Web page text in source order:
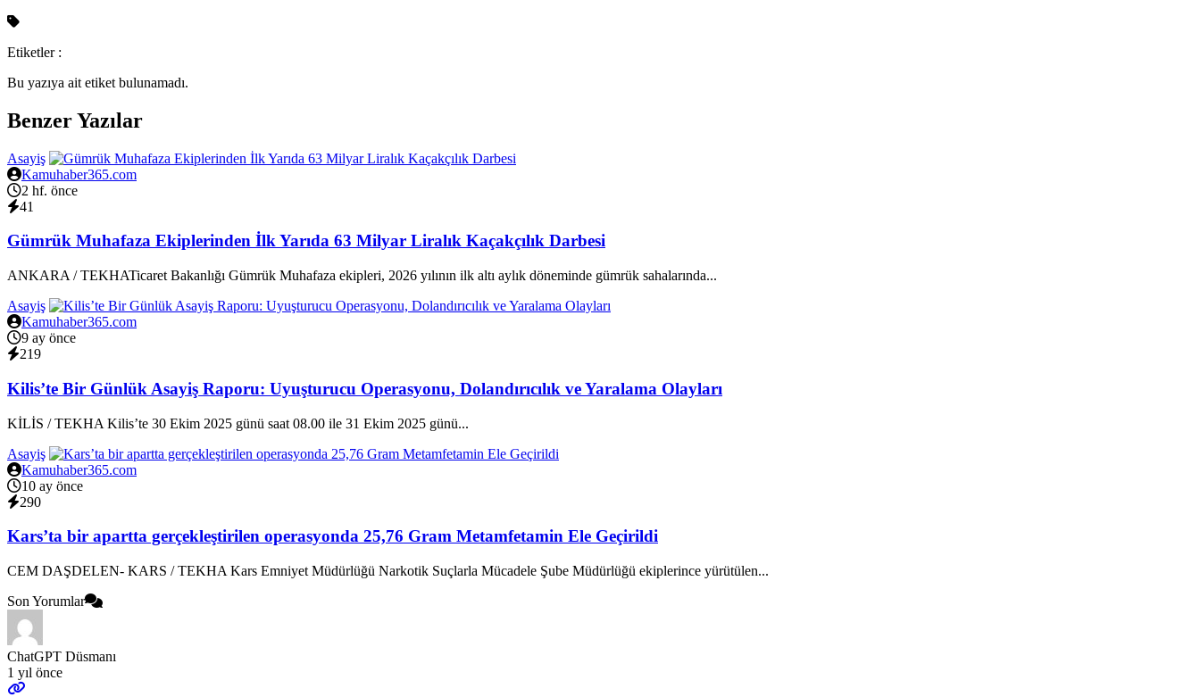
Etiketler :
Bu yazıya ait etiket bulunamadı.
Benzer Yazılar
Asayiş
Kamuhaber365.com
2 hf. önce
41
Gümrük Muhafaza Ekiplerinden İlk Yarıda 63 Milyar Liralık Kaçakçılık Darbesi
ANKARA / TEKHATicaret Bakanlığı Gümrük Muhafaza ekipleri, 2026 yılının ilk altı aylık döneminde gümrük sahalarında...
Asayiş
Kamuhaber365.com
9 ay önce
219
Kilis’te Bir Günlük Asayiş Raporu: Uyuşturucu Operasyonu, Dolandırıcılık ve Yaralama Olayları
KİLİS / TEKHA Kilis’te 30 Ekim 2025 günü saat 08.00 ile 31 Ekim 2025 günü...
Asayiş
Kamuhaber365.com
10 ay önce
290
Kars’ta bir apartta gerçekleştirilen operasyonda 25,76 Gram Metamfetamin Ele Geçirildi
CEM DAŞDELEN- KARS / TEKHA Kars Emniyet Müdürlüğü Narkotik Suçlarla Mücadele Şube Müdürlüğü ekiplerince yürütülen...
Son Yorumlar
ChatGPT Düsmanı
1 yıl önce